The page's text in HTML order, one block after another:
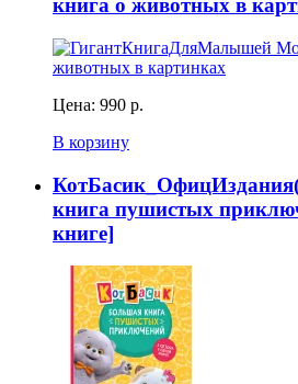
книга о животных в
Цена: 990 р.
В корзину
книга пушистых
книге]